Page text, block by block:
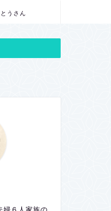
うさん